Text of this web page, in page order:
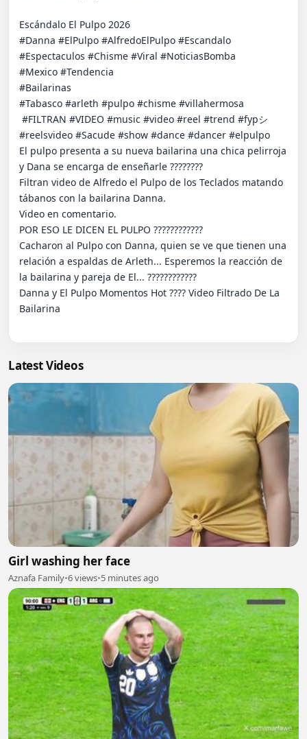
Escándalo El Pulpo 2026
#Danna #ElPulpo #AlfredoElPulpo #Escandalo
​#Espectaculos #Chisme #Viral #NoticiasBomba
​#Mexico #Tendencia
#Bailarinas
#Tabasco #arleth #pulpo #chisme #villahermosa
#reelsvideo #Sacude #show #dance #dancer #elpulpo
El pulpo presenta a su nueva bailarina una chica pelirroja
y Dana se encarga de enseñarle ????????
Filtran video de Alfredo el Pulpo de los Teclados matando
tábanos con la bailarina Danna.
Video en comentario.
POR ESO LE DICEN EL PULPO ????????????
Cacharon al Pulpo con Danna, quien se ve que tienen una
relación a espaldas de Arleth... Esperemos la reacción de
la bailarina y pareja de El... ????????????
Danna y El Pulpo Momentos Hot ???? Video Filtrado De La
Bailarina
Latest Videos
Girl washing her face
Aznafa Family•6 views•5 minutes ago